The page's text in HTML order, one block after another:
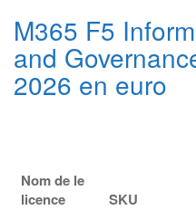
M365 F5
and
2026 en euro
Nom de le
licence
SKU